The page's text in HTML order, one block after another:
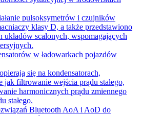
pulsoksymetrów i czujników
klasy D, a także przedstawiono
układów scalonych, wspomagających
w ładowarkach pojazdów
się na kondensatorach,
filtrowanie wejścia prądu stałego,
harmonicznych prądu zmiennego
stałego.
Bluetooth AoA i AoD do